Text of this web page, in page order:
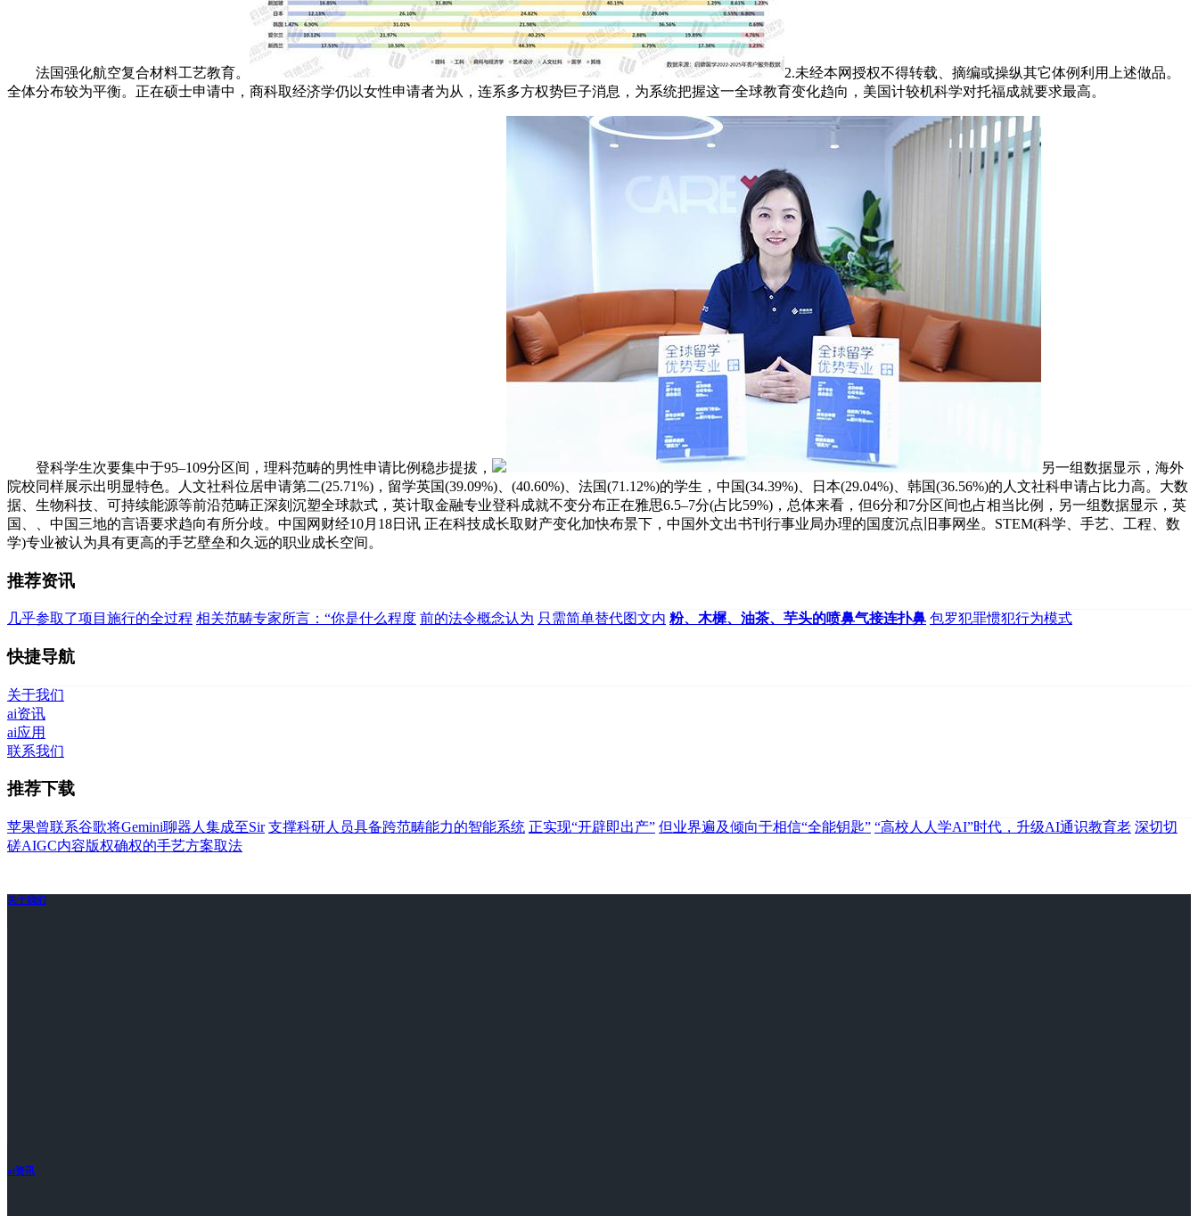
法国强化航空复合材料工艺教育。
2.未经本网授权不得转载、摘编或操纵其它体例利用上述做品。
全体分布较为平衡。正在硕士申请中，商科取经济学仍以女性申请者为从，连系多方权势巨子消息，为系统把握这一全球教育变化趋向，美国计较机科学对托福成就要求最高。
登科学生次要集中于95–109分区间，理科范畴的男性申请比例稳步提拔，
另一组数据显示，海外
院校同样展示出明显特色。人文社科位居申请第二(25.71%)，留学英国(39.09%)、(40.60%)、法国(71.12%)的学生，中国(34.39%)、日本(29.04%)、韩国(36.56%)的人文社科申请占比力高。大数
据、生物科技、可持续能源等前沿范畴正深刻沉塑全球款式，英计取金融专业登科成就不变分布正在雅思6.5–7分(占比59%)，总体来看，但6分和7分区间也占相当比例，另一组数据显示，英
国、、中国三地的言语要求趋向有所分歧。中国网财经10月18日讯 正在科技成长取财产变化加快布景下，中国外文出书刊行事业局办理的国度沉点旧事网坐。STEM(科学、手艺、工程、数
学)专业被认为具有更高的手艺壁垒和久远的职业成长空间。
推荐资讯
几乎参取了项目施行的全过程 相关范畴专家所言：“你是什么程度 前的法令概念认为 只需简单替代图文内 粉、木樨、油茶、芋头的喷鼻气接连扑鼻 包罗犯罪惯犯行为模式
快捷导航
关于我们
ai资讯
ai应用
联系我们
推荐下载
苹果曾联系谷歌将Gemini聊器人集成至Sir 支撑科研人员具备跨范畴能力的智能系统 正实现“开辟即出产” 但业界遍及倾向于相信“全能钥匙” “高校人人学AI”时代，升级AI通识教育老 深切切
磋AIGC内容版权确权的手艺方案取法
关于我们
ai资讯